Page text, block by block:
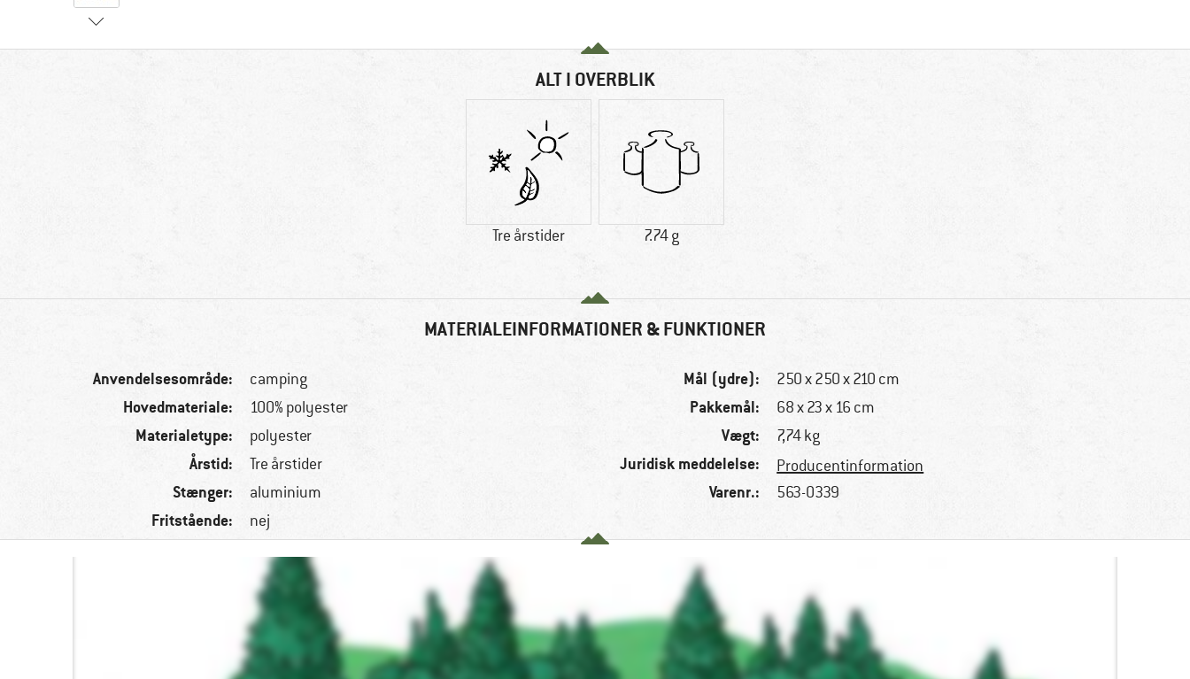
ALT I OVERBLIK
Tre årstider 7.74 g
MATERIALEINFORMATIONER & FUNKTIONER
Anvendelsesområde: camping
Hovedmateriale: 100% polyester
Materialetype: polyester
Årstid: Tre årstider
Stænger: aluminium
Fritstående: nej
Mål (ydre): 250 x 250 x 210 cm
Pakkemål: 68 x 23 x 16 cm
Vægt: 7,74 kg
Juridisk meddelelse: Producentinformation
Varenr.: 563-0339